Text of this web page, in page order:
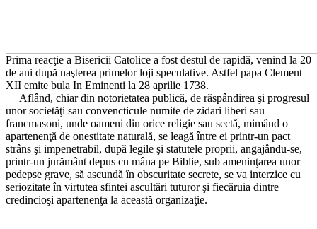
Prima reacţie a Bisericii Catolice a fost destul de rapidă, venind la 20
de ani după naşterea primelor loji speculative. Astfel papa Clement
XII emite bula In Eminenti la 28 aprilie 1738.
Aflând, chiar din notorietatea publică, de răspândirea şi progresul
unor societăţi sau convencticule numite de zidari liberi sau
francmasoni, unde oameni din orice religie sau sectă, mimând o
apartenenţă de onestitate naturală, se leagă între ei printr-un pact
strâns şi impenetrabil, după legile şi statutele proprii, angajându-se,
printr-un jurământ depus cu mâna pe Biblie, sub ameninţarea unor
pedepse grave, să ascundă în obscuritate secrete, se va interzice cu
seriozitate în virtutea sfintei ascultări tuturor şi fiecăruia dintre
credincioşi apartenenţa la această organizaţie.